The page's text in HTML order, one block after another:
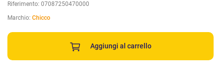
Riferimento: 07087250470000
Marchio: Chicco
Aggiungi al carrello